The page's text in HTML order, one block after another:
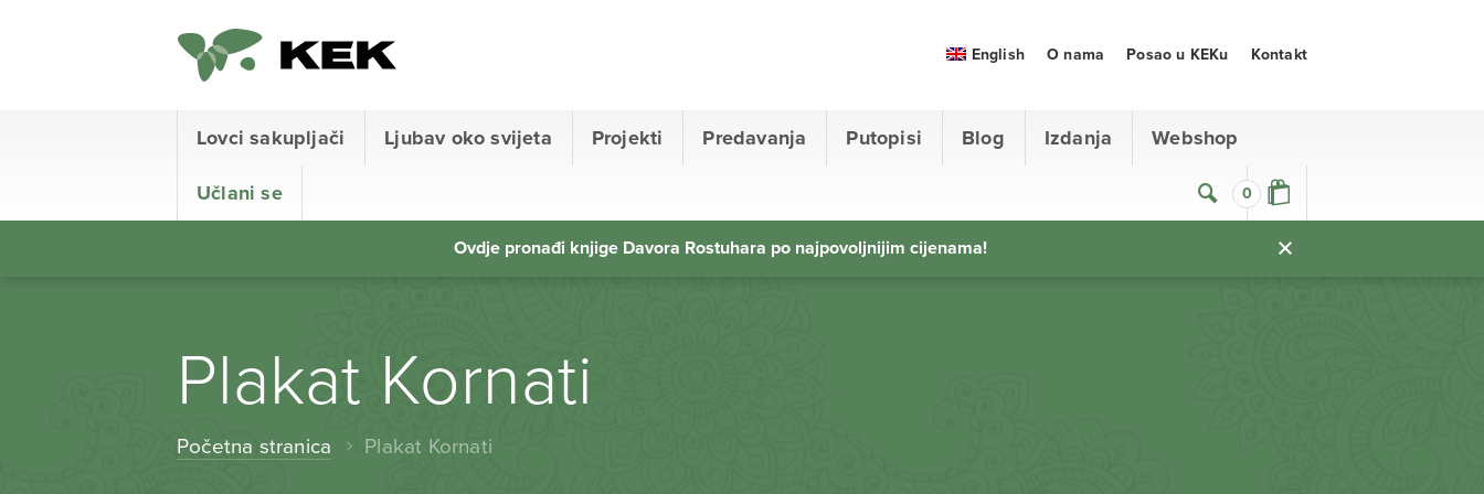
0
Lovci sakupljači Ljubav oko svijeta Projekti Predavanja Putopisi Blog Izdanja Webshop
Učlani se
English O nama Posao u KEKu Kontakt
Ovdje pronađi knjige Davora Rostuhara po najpovoljnijim cijenama!
Plakat Kornati
Početna stranica Plakat Kornati